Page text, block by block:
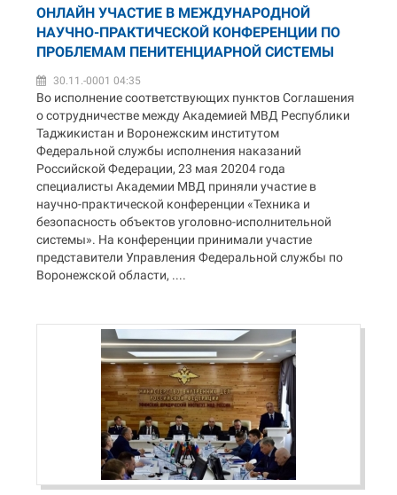
ОНЛАЙН УЧАСТИЕ В МЕЖДУНАРОДНОЙ
НАУЧНО-ПРАКТИЧЕСКОЙ КОНФЕРЕНЦИИ ПО
ПРОБЛЕМАМ ПЕНИТЕНЦИАРНОЙ СИСТЕМЫ
30.11.-0001 04:35
Во исполнение соответствующих пунктов Соглашения
о сотрудничестве между Академией МВД Республики
Таджикистан и Воронежским институтом
Федеральной службы исполнения наказаний
Российской Федерации, 23 мая 20204 года
специалисты Академии МВД приняли участие в
научно-практической конференции «Техника и
безопасность объектов уголовно-исполнительной
системы». На конференции принимали участие
представители Управления Федеральной службы по
Воронежской области, ....